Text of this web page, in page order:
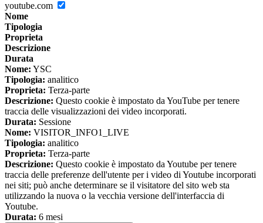
youtube.com
Nome
Tipologia
Proprieta
Descrizione
Durata
Nome: YSC
Tipologia: analitico
Proprieta: Terza-parte
Descrizione: Questo cookie è impostato da YouTube per tenere
traccia delle visualizzazioni dei video incorporati.
Durata: Sessione
Nome: VISITOR_INFO1_LIVE
Tipologia: analitico
Proprieta: Terza-parte
Descrizione: Questo cookie è impostato da Youtube per tenere
traccia delle preferenze dell'utente per i video di Youtube incorporati
nei siti; può anche determinare se il visitatore del sito web sta
utilizzando la nuova o la vecchia versione dell'interfaccia di
Youtube.
Durata: 6 mesi